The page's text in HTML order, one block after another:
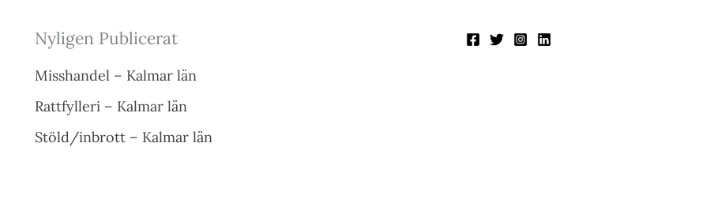
Nyligen Publicerat
Misshandel – Kalmar län
Rattfylleri – Kalmar län
Stöld/inbrott – Kalmar län